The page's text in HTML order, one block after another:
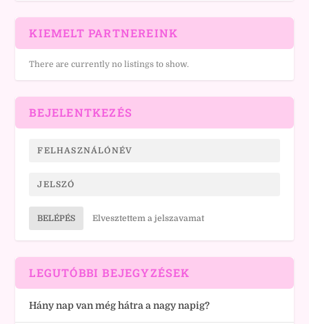
KIEMELT PARTNEREINK
There are currently no listings to show.
BEJELENTKEZÉS
BELÉPÉS Elvesztettem a jelszavamat
LEGUTÓBBI BEJEGYZÉSEK
Hány nap van még hátra a nagy napig?